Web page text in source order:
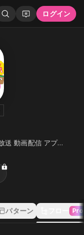
ログイン
ポコチャでライブ配信を楽しもう！生放送 動画配信 アプリ！
パターン Pro